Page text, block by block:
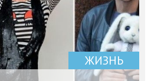
ЖИЗНЬ